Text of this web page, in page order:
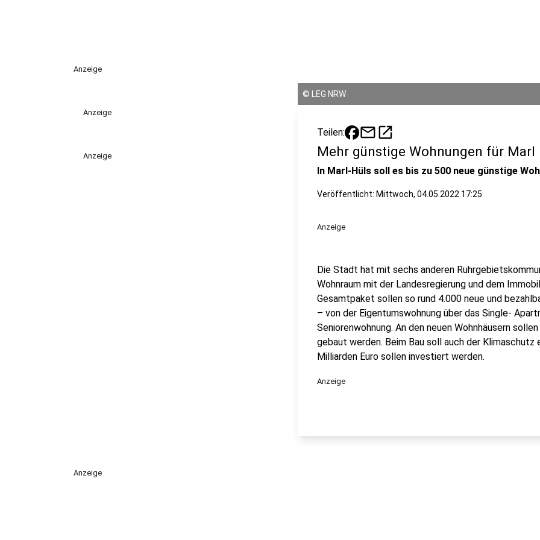
Anzeige
Anzeige
Anzeige
© LEG NRW
Teilen: mailopen_in_new
Mehr günstige Wohnungen für Marl
In Marl-Hüls soll es bis zu 500 neue günstige
Veröffentlicht: Mittwoch, 04.05.2022 17:25
Anzeige
Die Stadt hat mit sechs anderen
Wohnraum mit der Landesregierung und dem
Gesamtpaket sollen so rund 4.000 neue und
– von der Eigentumswohnung über das Single-
Seniorenwohnung. An den neuen Wohnhäusern
gebaut werden. Beim Bau soll auch der Klimaschutz
Milliarden Euro sollen investiert werden.
Anzeige
Anzeige